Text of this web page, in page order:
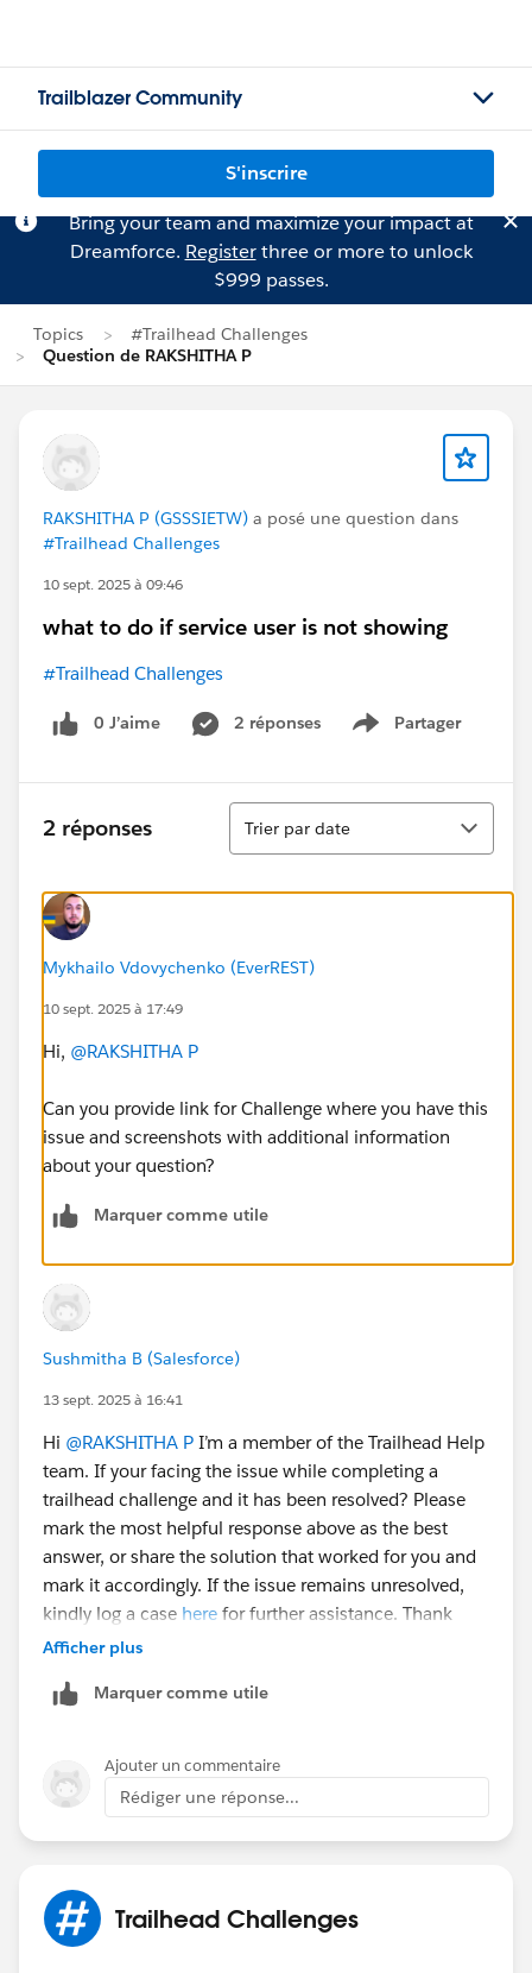
Trailblazer Community
S'inscrire
Bring your team and maximize your impact at
Dreamforce. Registerthree or more to unlock
$999 passes.
Topics
#Trailhead Challenges
Question de RAKSHITHA P
RAKSHITHA P (GSSSIETW) a posé une question dans
#Trailhead Challenges
10 sept. 2025 à 09:46
what to do if service user is not showing
#Trailhead Challenges
0 J’aime 2 réponses Partager
Show menu
2 réponses
Tri
Trier par date
Mykhailo Vdovychenko (EverREST)
10 sept. 2025 à 17:49
Hi, @RAKSHITHA P
Can you provide link for Challenge where you have this
issue and screenshots with additional information
about your question?
Marquer comme utile
Sushmitha B (Salesforce)
13 sept. 2025 à 16:41
Hi @RAKSHITHA P I’m a member of the Trailhead Help
team. If your facing the issue while completing a
trailhead challenge and it has been resolved? Please
mark the most helpful response above as the best
answer, or share the solution that worked for you and
mark it accordingly. If the issue remains unresolved,
kindly log a case here for further assistance. Thank
you!
Afficher plus
Marquer comme utile
Ajouter un commentaire
Rédiger une réponse...
Trailhead Challenges